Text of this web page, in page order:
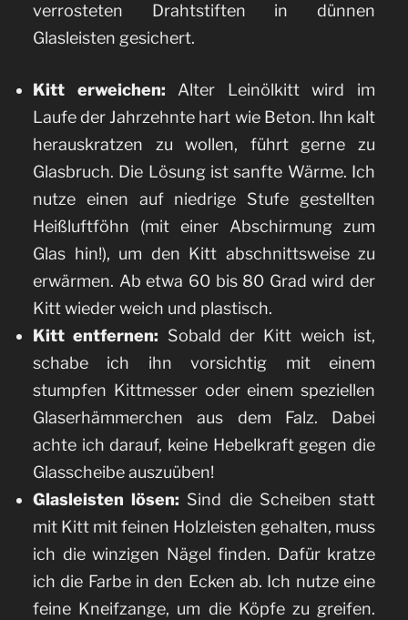
verrosteten Drahtstiften in dünnen
Glasleisten gesichert.
Kitt erweichen: Alter Leinölkitt wird im
Laufe der Jahrzehnte hart wie Beton. Ihn kalt
herauskratzen zu wollen, führt gerne zu
Glasbruch. Die Lösung ist sanfte Wärme. Ich
nutze einen auf niedrige Stufe gestellten
Heißluftföhn (mit einer Abschirmung zum
Glas hin!), um den Kitt abschnittsweise zu
erwärmen. Ab etwa 60 bis 80 Grad wird der
Kitt wieder weich und plastisch.
Kitt entfernen: Sobald der Kitt weich ist,
schabe ich ihn vorsichtig mit einem
stumpfen Kittmesser oder einem speziellen
Glaserhämmerchen aus dem Falz. Dabei
achte ich darauf, keine Hebelkraft gegen die
Glasscheibe auszuüben!
Glasleisten lösen: Sind die Scheiben statt
mit Kitt mit feinen Holzleisten gehalten, muss
ich die winzigen Nägel finden. Dafür kratze
ich die Farbe in den Ecken ab. Ich nutze eine
feine Kneifzange, um die Köpfe zu greifen.